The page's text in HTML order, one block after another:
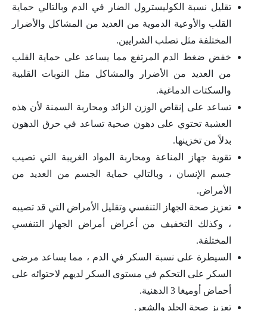
تقليل نسبة الكوليسترول الضار في الدم وبالتالي حماية
القلب والأوعية الدموية من العديد من المشاكل والأضرار
المختلفة مثل تصلب الشرايين.
خفض ضغط الدم المرتفع مما يساعد على حماية القلب
من العديد من الأضرار والمشاكل مثل النوبات القلبية
والسكتات الدماغية.
تساعد على إنقاص الوزن الزائد ومحاربة السمنة لأن هذه
العشبة تحتوي على دهون صحية تساعد في حرق الدهون
بدلاً من تخزينها.
تقوية جهاز المناعة ومحاربة المواد الغريبة التي تصيب
جسم الإنسان ، وبالتالي حماية الجسم من العديد من
الأمراض.
تعزيز صحة الجهاز التنفسي وتقليل الأمراض التي قد تصيبه
، وكذلك التخفيف من أعراض أمراض الجهاز التنفسي
المختلفة.
السيطرة على نسبة السكر في الدم ، مما يساعد مرضى
السكر على التحكم في مستوى السكر لديهم لاحتوائه على
أحماض أوميغا 3 الدهنية.
تعزيز صحة الجلد والشعر.